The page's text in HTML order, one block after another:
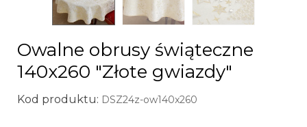
Owalne obrusy świąteczne
140x260 "Złote gwiazdy"
Kod produktu: DSZ24z-ow140x260